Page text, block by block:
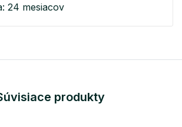
24 mesiacov
produkty